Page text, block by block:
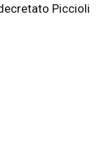
Piccioli